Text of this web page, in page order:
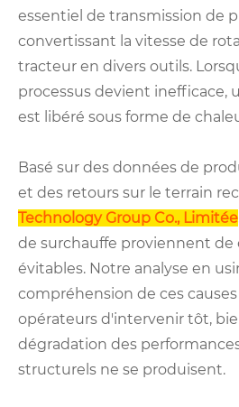
essentiel de transmission de
convertissant la vitesse de
tracteur en divers outils.
processus devient inefficace,
est libéré sous forme de
Basé sur des données de
et des retours sur le terrain
Technology Group Co., Limitée
de surchauffe proviennent de
évitables. Notre analyse en
compréhension de ces
opérateurs d'intervenir tôt,
dégradation des
structurels ne se produisent.